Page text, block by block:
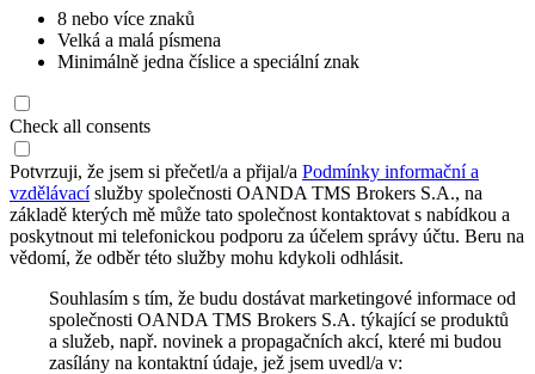
8 nebo více znaků
Velká a malá písmena
Minimálně jedna číslice a speciální znak
Check all consents
Potvrzuji, že jsem si přečetl/a a přijal/a Podmínky informační a
vzdělávacíslužby společnosti OANDA TMS Brokers S.A., na
základě kterých mě může tato společnost kontaktovat s nabídkou a
poskytnout mi telefonickou podporu za účelem správy účtu. Beru na
vědomí, že odběr této služby mohu kdykoli odhlásit.
Souhlasím s tím, že budu dostávat marketingové informace od
společnosti OANDA TMS Brokers S.A. týkající se produktů
a služeb, např. novinek a propagačních akcí, které mi budou
zasílány na kontaktní údaje, jež jsem uvedl/a v: